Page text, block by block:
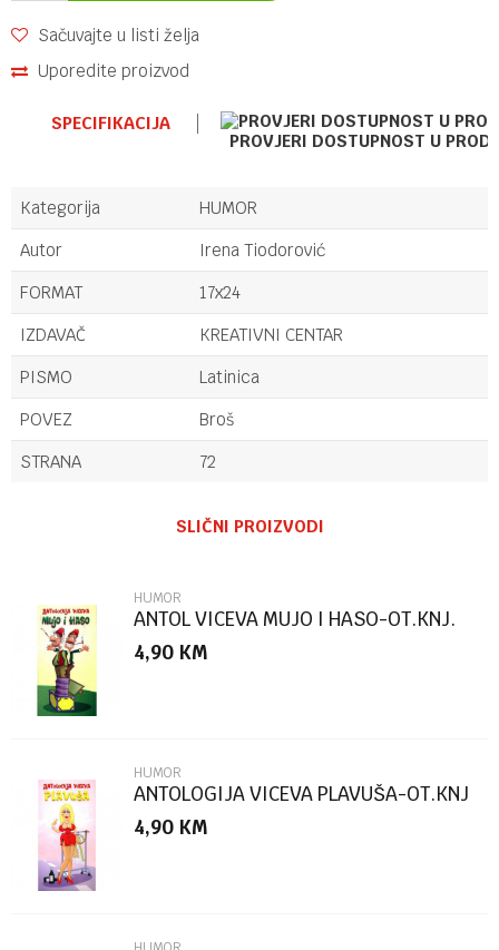
Sačuvajte u listi želja
Uporedite proizvod
SPECIFIKACIJA
PROVJERI DOSTUPNOST U
Kategorija
HUMOR
Autor
Irena Tiodorović
FORMAT
17x24
IZDAVAČ
KREATIVNI CENTAR
PISMO
Latinica
POVEZ
Broš
STRANA
72
Poruka
POŠALJI
SLIČNI PROIZVODI
HUMOR
ANTOL VICEVA MUJO I HASO-OT.KNJ.
4,90 KM
HUMOR
ANTOLOGIJA VICEVA PLAVUŠA-OT.KNJ
4,90 KM